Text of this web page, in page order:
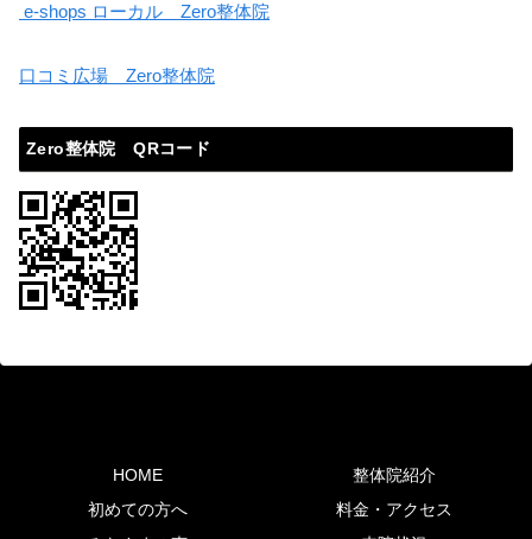
e-shops ローカル Zero整体院
口コミ広場 Zero整体院
Zero整体院 QRコード
HOME
整体院紹介
初めての方へ
料金・アクセス